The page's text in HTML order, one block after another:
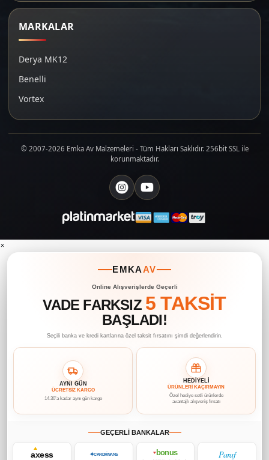
MARKALAR
Derya MK12
Benelli
Vortex
© 2007-2026 Emka Av Malzemeleri - Tüm Hakları Saklıdır. 256bit SSL ile
korunmaktadır.
×
EMKAAV
Online Alışverişlerde Geçerli
VADE FARKSIZ 5 TAKSİT
BAŞLADI!
Seçili banka ve kredi kartlarına özel taksit fırsatını şimdi değerlendirin.
AYNI GÜN
ÜCRETSİZ KARGO
14.30’a kadar aynı gün kargo
HEDİYELİ
ÜRÜNLERİ KAÇIRMAYIN
Özel hediye setli ürünlerde
avantajlı alışveriş fırsatı
GEÇERLİ BANKALAR
axess ✦CARDFİNANS ♥bonus Paraf